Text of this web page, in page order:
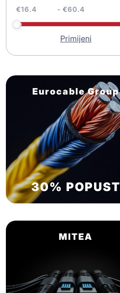
€ - €
Primijeni
Eurocable Group
30% POPUST
MITEA